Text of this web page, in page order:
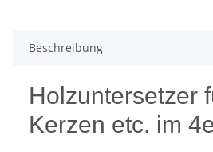
Beschreibung
Holzuntersetzer
Kerzen etc. im